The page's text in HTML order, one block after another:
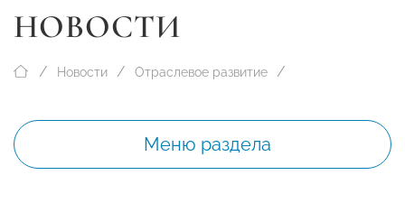
НОВОСТИ
Новости Отраслевое развитие
Меню раздела